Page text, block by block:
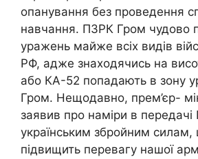
опанування без проведення
навчання. ПЗРК Гром чудово
уражень майже всіх видів
РФ, адже знаходячись на
або КА-52 попадають в зону
Гром. Нещодавно, прем’єр-
заявив про наміри в
українським збройним
підвищить перевагу нашої